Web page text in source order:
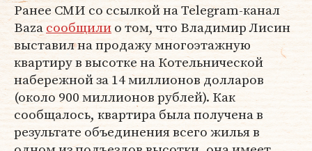
Ранее СМИ со ссылкой на Telegram-канал
Bazaсообщилио том, что Владимир Лисин
выставил на продажу многоэтажную
квартиру в высотке на Котельнической
набережной за 14 миллионов долларов
(около 900 миллионов рублей). Как
сообщалось, квартира была получена в
результате объединения всего жилья в